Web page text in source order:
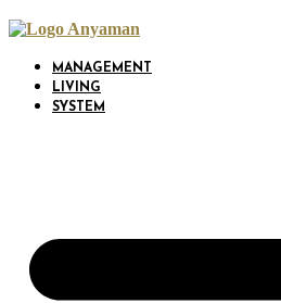
Skip
to
MANAGEMENT
LIVING
SYSTEM